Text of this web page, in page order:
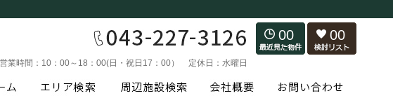
営業時間： 10：00～18：00(日・祝日17：00） 定休日： 水曜日
00 00